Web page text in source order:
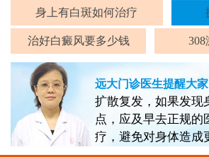
身上有白斑如何治疗
治好白癜风要多少钱 308
远大门诊医生提醒大家
扩散复发，如果发现
点，应及早去正规的
疗，避免对身体造成